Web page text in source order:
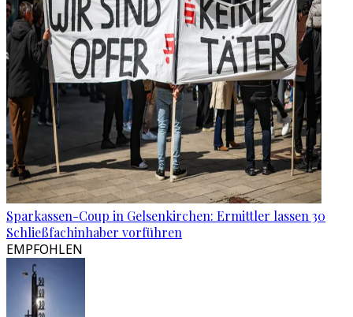
Sparkassen-Coup in Gelsenkirchen: Ermittler lassen 30
Schließfachinhaber vorführen
EMPFOHLEN